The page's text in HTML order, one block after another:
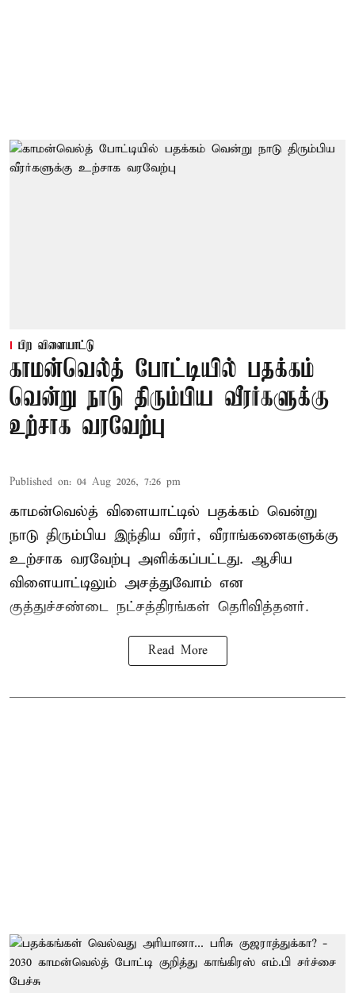
பிற விளையாட்டு
காமன்வெல்த் போட்டியில் பதக்கம்
வென்று நாடு திரும்பிய வீரர்களுக்கு
உற்சாக வரவேற்பு
Published on: 04 Aug 2026, 7:26 pm
காமன்வெல்த் விளையாட்டில் பதக்கம் வென்று
நாடு திரும்பிய இந்திய வீரர், வீராங்கனைகளுக்கு
உற்சாக வரவேற்பு அளிக்கப்பட்டது. ஆசிய
விளையாட்டிலும் அசத்துவோம் என
குத்துச்சண்டை நட்சத்திரங்கள் தெரிவித்தனர்.
Read More